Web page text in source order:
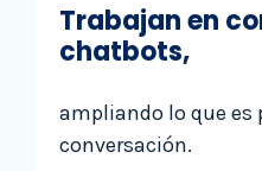
Trabajan en
chatbots,
ampliando lo que es
conversación.